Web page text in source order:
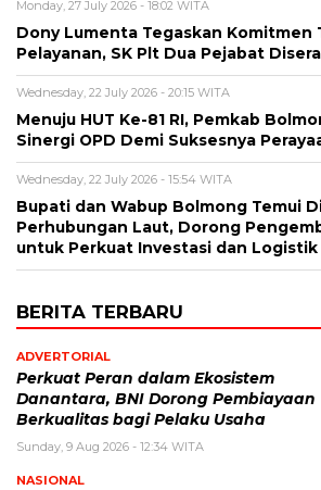
Monday, 27 July 2026 - 18:02 WITA
Dony Lumenta Tegaskan Komitmen
Pelayanan, SK Plt Dua Pejabat
Wednesday, 22 July 2026 - 20:15 WITA
Menuju HUT Ke-81 RI, Pemkab
Sinergi OPD Demi Suksesnya
Wednesday, 22 July 2026 - 15:54 WITA
Bupati dan Wabup Bolmong Temui
Perhubungan Laut, Dorong
untuk Perkuat Investasi dan Logistik
BERITA TERBARU
ADVERTORIAL
Perkuat Peran dalam Ekosistem
Danantara, BNI Dorong Pembiayaan
Berkualitas bagi Pelaku Usaha
Sunday, 9 Aug 2026 - 12:34 WITA
NASIONAL